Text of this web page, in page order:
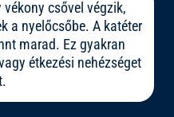
csővel végzik,
a nyelőcsőbe. A katéter
marad. Ez gyakran
étkezési nehézséget